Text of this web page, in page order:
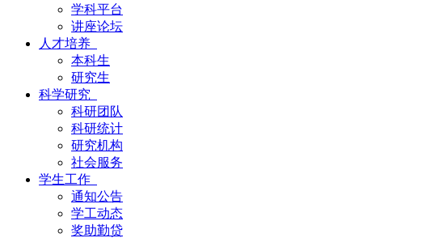
学科平台
讲座论坛
人才培养
本科生
研究生
科学研究
科研团队
科研统计
研究机构
社会服务
学生工作
通知公告
学工动态
奖助勤贷